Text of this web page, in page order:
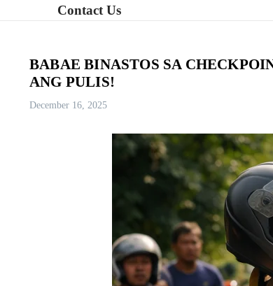
Contact Us
BABAE BINASTOS SA
ANG PULIS!
December 16, 2025